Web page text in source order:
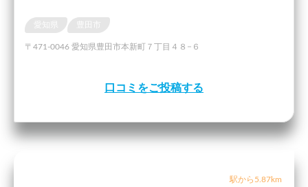
〒471-0046 愛知県豊田市本新町７丁目４８−６
口コミをご投稿する
駅から5.87km